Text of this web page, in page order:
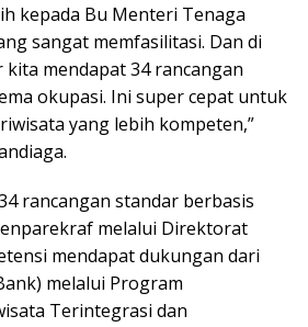
kepada Bu Menteri Tenaga
sangat memfasilitasi. Dan di
kita mendapat 34 rancangan
okupasi. Ini super cepat untuk
yang lebih kompeten,”
rancangan standar berbasis
melalui Direktorat
mendapat dukungan dari
melalui Program
Terintegrasi dan